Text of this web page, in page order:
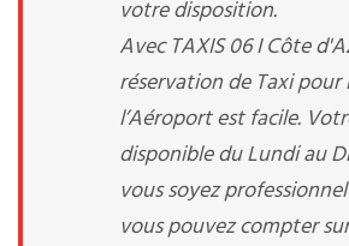
votre disposition.
Avec TAXIS 06 I Côte
réservation de Taxi pour
l’Aéroport est facile.
disponible du Lundi au
vous soyez
vous pouvez compter